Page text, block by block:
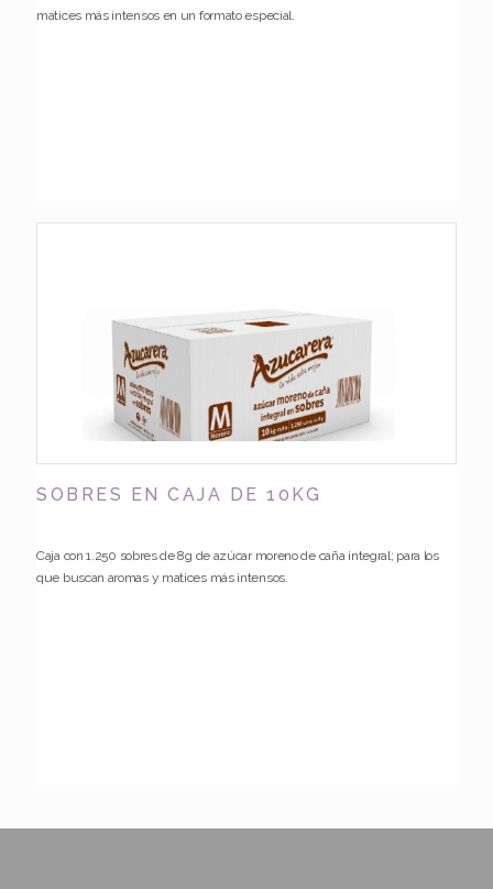
matices más intensos en un formato especial.
SOBRES EN CAJA DE 10KG
Caja con 1.250 sobres de 8g de azúcar moreno de caña integral; para los
que buscan aromas y matices más intensos.